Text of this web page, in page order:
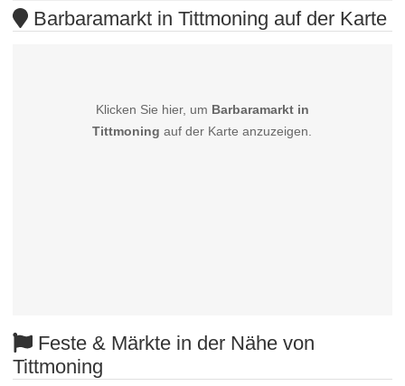
Barbaramarkt in Tittmoning auf der Karte
Klicken Sie hier, um Barbaramarkt in
Tittmoning auf der Karte anzuzeigen.
Feste & Märkte in der Nähe von
Tittmoning